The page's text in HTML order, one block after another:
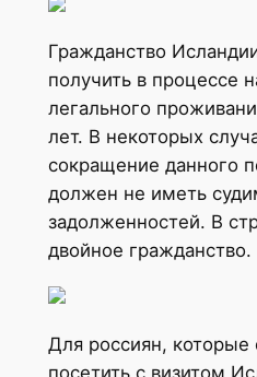
Гражданство
получить в процессе
легального
лет. В некоторых
сокращение данного
должен не иметь
задолженностей. В
двойное гражданство.
Для россиян, которые
посетить с визитом